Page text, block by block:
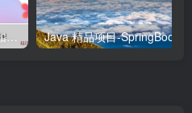
2024-2025年Java毕业设计如何选题？500道创新创意毕业设计题目推荐